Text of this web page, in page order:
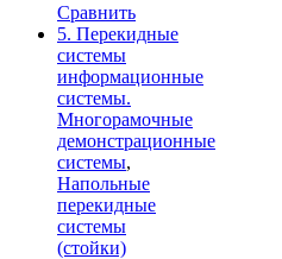
Сравнить
5. Перекидные
системы
информационные
системы.
Многорамочные
демонстрационные
системы,
Напольные
перекидные
системы
(стойки)